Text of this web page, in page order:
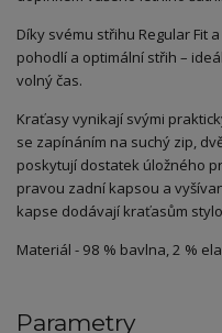
Díky svému střihu Regular Fit
pohodlí a optimální střih –
volný čas.
Kraťasy vynikají svými
se zapínáním na suchý zip,
poskytují dostatek úložného
pravou zadní kapsou a
kapse dodávají kraťasům
Materiál - 98 % bavlna, 2 %
Parametry